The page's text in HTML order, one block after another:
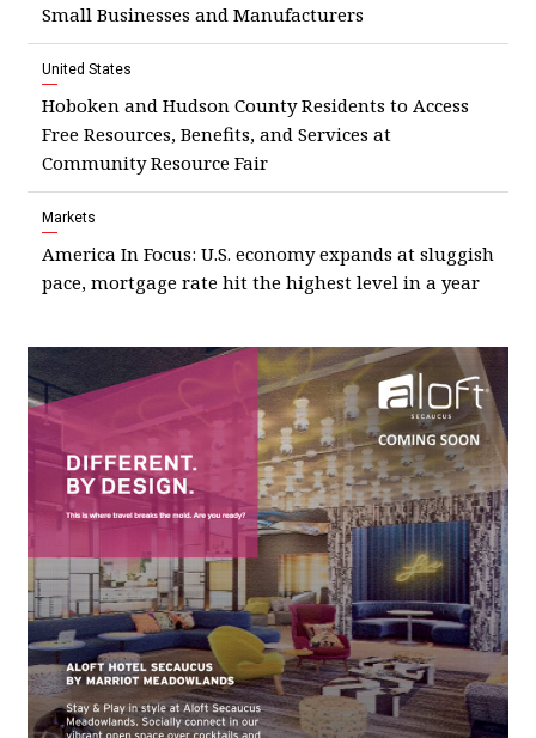
Small Businesses and Manufacturers
United States
Hoboken and Hudson County Residents to Access
Free Resources, Benefits, and Services at
Community Resource Fair
Markets
America In Focus: U.S. economy expands at sluggish
pace, mortgage rate hit the highest level in a year